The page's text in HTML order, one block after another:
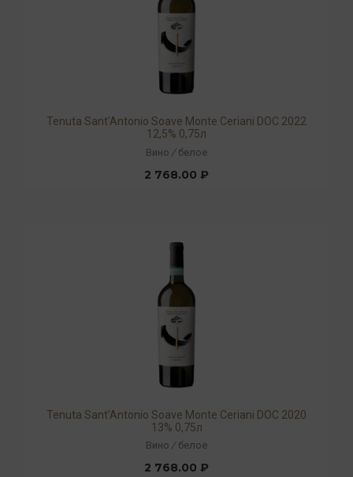
Tenuta Sant'Antonio Soave Monte Ceriani DOC 2022
12,5% 0,75л
Вино / белое
2 768.00 ₽
Tenuta Sant'Antonio Soave Monte Ceriani DOC 2020
13% 0,75л
Вино / белое
2 768.00 ₽